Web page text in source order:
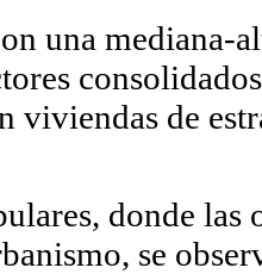
una mediana-
viviendas de
donde las
se